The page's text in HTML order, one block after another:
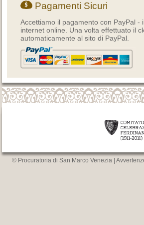
Pagamenti Sicuri
Accettiamo il pagamento con PayPal -
internet online. Una volta effettuato il
automaticamente al sito di PayPal.
© Procuratoria di San Marco Venezia |